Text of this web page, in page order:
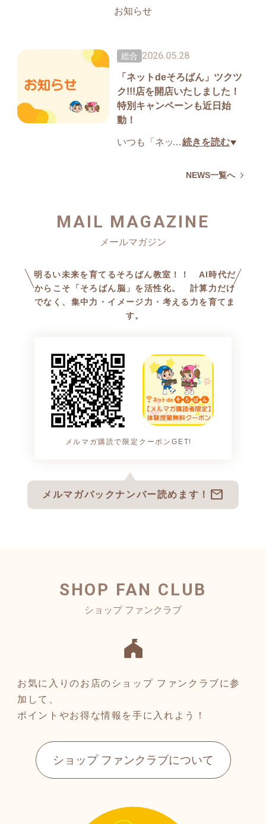
お知らせ
総合 2026.05.28
「ネットdeそろばん」ツクツ
ク!!!店を開店いたしました！
特別キャンペーンも近日始
動！
いつも「ネットdeそろばん」
とうございます。
う、ツクツク!!!にてオープンい
たしました！
ツクツク!!!店では、毎月のお月
謝のお支払いがスマートにな
るだけでなく、ポイント還元
により皆様の毎日の暮らしを
さらに！今回のオープンを記
念いたしまして、
6~8月まで入会金11,000円を6
0％OFFでお届けいたします！
よろしくお願いいたします！
…続きを読む
NEWS一覧へ
MAIL MAGAZINE
明るい未来を育てるそろばん教室！！ AI時代だ
からこそ「そろばん脳」を活性化。 計算力だけ
でなく、集中力・イメージ力・考える力を育てま
す。
メルマガ購読で限定クーポンGET!
メルマガバックナンバー読めます！ mail
SHOP FAN CLUB
お気に入りのお店のショップ ファンクラブに参
加して、
ポイントやお得な情報を手に入れよう！
ショップ ファンクラブについて